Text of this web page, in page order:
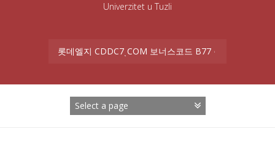
Univerzitet u Tuzli
for: